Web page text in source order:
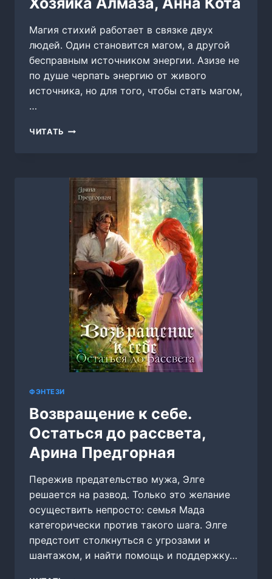
Магия стихий работает в связке двух
людей. Один становится магом, а другой
бесправным источником энергии. Азизе не
по душе черпать энергию от живого
источника, но для того, чтобы стать магом,
…
ЧИТАТЬ ХОЗЯЙКА
ФЭНТЕЗИ
Возвращение к себе.
Остаться до рассвета,
Арина Предгорная
Пережив предательство мужа, Элге
решается на развод. Только это желание
осуществить непросто: семья Мада
категорически против такого шага. Элге
предстоит столкнуться с угрозами и
шантажом, и найти помощь и поддержку…